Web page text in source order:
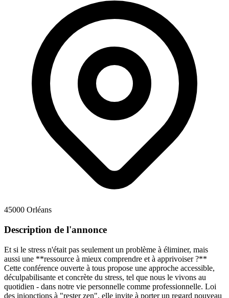
45000 Orléans
Description de l'annonce
Et si le stress n'était pas seulement un problème à éliminer, mais
aussi une **ressource à mieux comprendre et à apprivoiser ?**
Cette conférence ouverte à tous propose une approche accessible,
déculpabilisante et concrète du stress, tel que nous le vivons au
quotidien - dans notre vie personnelle comme professionnelle. Loi
des injonctions à "rester zen", elle invite à porter un regard nouveau